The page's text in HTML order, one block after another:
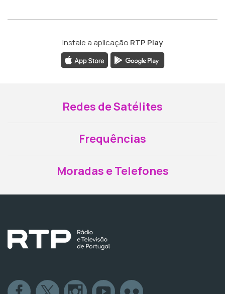
Instale a aplicação RTP Play
Redes de Satélites
Frequências
Moradas e Telefones